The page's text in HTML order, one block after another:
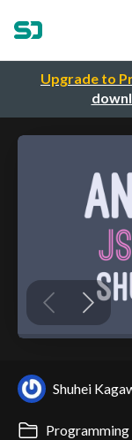
Upgrade to
Shuhei
Programming